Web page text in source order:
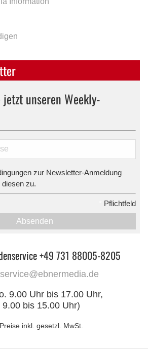
unseren Weekly-
zur Newsletter-Anmeldung
zu.
Pflichtfeld
Absenden
+49 731 88005-8205
9.00 Uhr bis 17.00 Uhr,
9.00 bis 15.00 Uhr)
inkl. gesetzl. MwSt.